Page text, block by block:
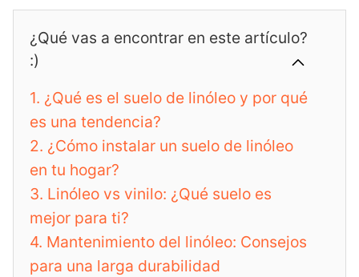
¿Qué vas a encontrar en este artículo?
:)
1. ¿Qué es el suelo de linóleo y por qué
es una tendencia?
2. ¿Cómo instalar un suelo de linóleo
en tu hogar?
3. Linóleo vs vinilo: ¿Qué suelo es
mejor para ti?
4. Mantenimiento del linóleo: Consejos
para una larga durabilidad